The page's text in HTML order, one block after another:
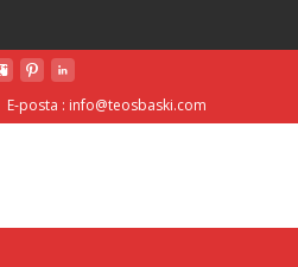
E-posta : info@teosbaski.com